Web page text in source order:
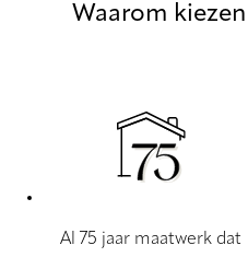
Waarom
Al 75 jaar maatwerk dat